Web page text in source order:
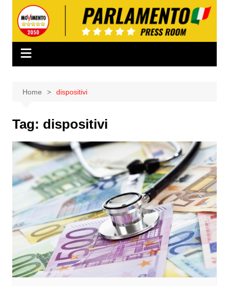
contenuto
Home dispositivi
Tag: dispositivi